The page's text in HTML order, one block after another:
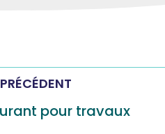
pour travaux